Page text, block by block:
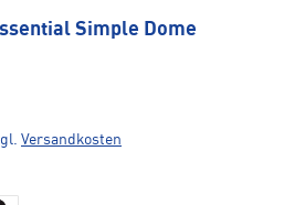
Simple Dome
Versandkosten